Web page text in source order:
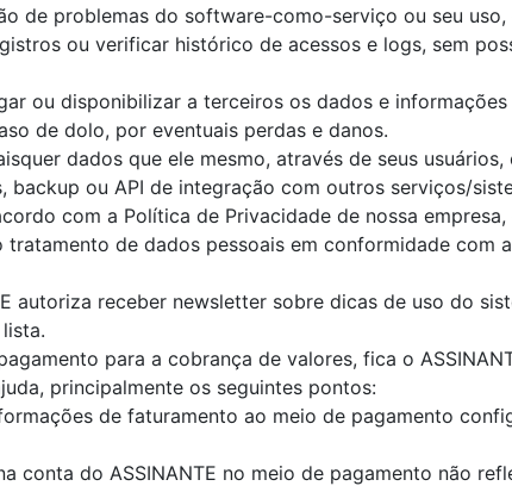
de problemas do software-como-serviço ou seu
ou verificar histórico de acessos e logs, sem
ou disponibilizar a terceiros os dados e
de dolo, por eventuais perdas e danos.
dados que ele mesmo, através de seus
ou API de integração com outros serviços/
com a Política de Privacidade de nossa
de dados pessoais em conformidade com
autoriza receber newsletter sobre dicas de uso do
para a cobrança de valores, fica o
principalmente os seguintes pontos:
de faturamento ao meio de pagamento
conta do ASSINANTE no meio de pagamento não